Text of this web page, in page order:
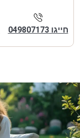
חייגו 049807173